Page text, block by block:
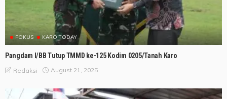
FOKUS KARO TODAY
Pangdam I/BB Tutup TMMD ke-125 Kodim 0205/Tanah Karo
Redaksi August 21, 2025